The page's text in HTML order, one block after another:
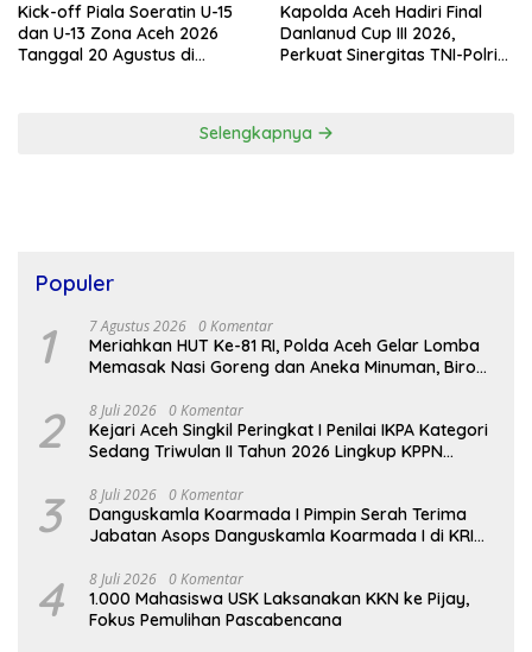
Kick-off Piala Soeratin U-15
dan U-13 Zona Aceh 2026
Tanggal 20 Agustus di
Kapolda Aceh Hadiri Final
Danlanud Cup III 2026,
Perkuat Sinergitas TNI-Polri
Selengkapnya
Populer
1 7 Agustus 2026 0 Komentar
Meriahkan HUT Ke-81 RI, Polda Aceh Gelar Lomba
Memasak Nasi Goreng dan Aneka Minuman, Biro
2 8 Juli 2026 0 Komentar
Kejari Aceh Singkil Peringkat I Penilai IKPA Kategori
Sedang Triwulan II Tahun 2026 Lingkup KPPN
3 8 Juli 2026 0 Komentar
Danguskamla Koarmada I Pimpin Serah Terima
Jabatan Asops Danguskamla Koarmada I di KRI
4 8 Juli 2026 0 Komentar
1.000 Mahasiswa USK Laksanakan KKN ke Pijay,
Fokus Pemulihan Pascabencana